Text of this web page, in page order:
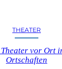
THEATER
vor Ort
Ortschaften